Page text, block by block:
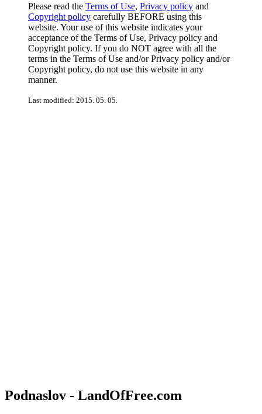
Please read the Terms of Use, Privacy policy and
Copyright policy carefully BEFORE using this
website. Your use of this website indicates your
acceptance of the Terms of Use, Privacy policy and
Copyright policy. If you do NOT agree with all the
terms in the Terms of Use and/or Privacy policy and/or
Copyright policy, do not use this website in any
manner.
Last modified: 2015. 05. 05.
Podnaslov - LandOfFree.com